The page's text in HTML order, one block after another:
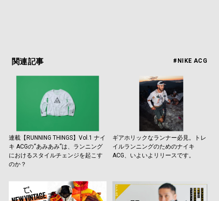
関連記事 #NIKE ACG
連載【RUNNING THINGS】Vol.1 ナイ
キ ACGの“あみあみ”は、ランニング
におけるスタイルチェンジを起こす
のか？
ギアホリックなランナー必見。トレ
イルランニングのためのナイキ
ACG、いよいよリリースです。